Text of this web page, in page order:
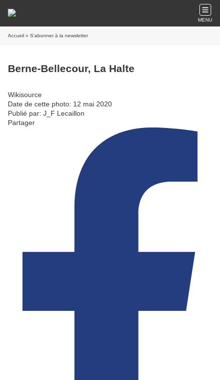
MENU
Accueil » S'abonner à la newsletter
Berne-Bellecour, La Halte
Wikisource
Date de cette photo: 12 mai 2020
Publié par: J_F Lecaillon
Partager